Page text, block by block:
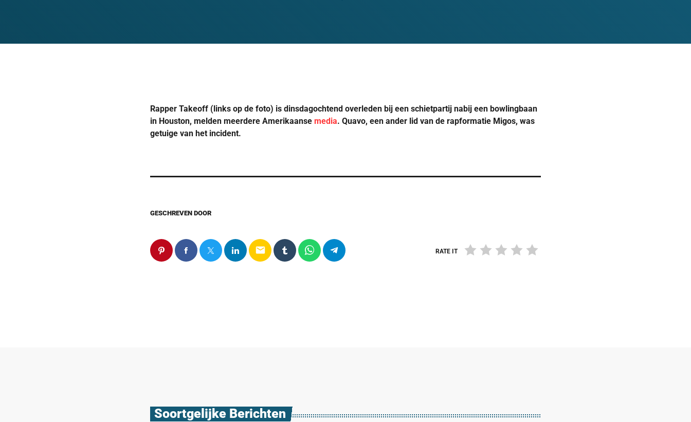
Rapper Takeoff (links op de foto) is dinsdagochtend overleden bij een schietpartij nabij een bowlingbaan
in Houston, melden meerdere Amerikaanse media. Quavo, een ander lid van de rapformatie Migos, was
getuige van het incident.
GESCHREVEN DOOR
email RATE IT
Soortgelijke Berichten